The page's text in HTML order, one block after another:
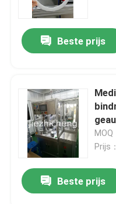
Terugslagklep-
Kunststof palletbox
Beste prijs
MOQ
Prijs
Beste prijs